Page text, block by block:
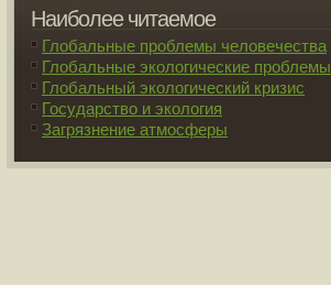
Наиболее читаемое
Глобальные проблемы человечества
Глобальные экологические проблемы
Глобальный экологический кризис
Государство и экология
Загрязнение атмосферы